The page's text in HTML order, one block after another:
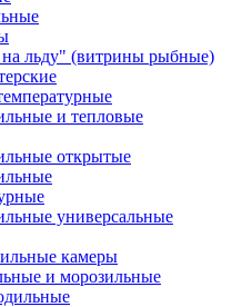
льду" (витрины рыбные)
и тепловые
открытые
универсальные
камеры
и морозильные